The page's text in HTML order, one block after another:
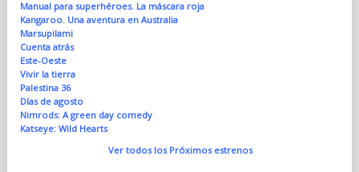
Manual para superhéroes. La máscara roja
Kangaroo. Una aventura en Australia
Marsupilami
Cuenta atrás
Este-Oeste
Vivir la tierra
Palestina 36
Días de agosto
Nimrods: A green day comedy
Katseye: Wild Hearts
Ver todos los Próximos estrenos